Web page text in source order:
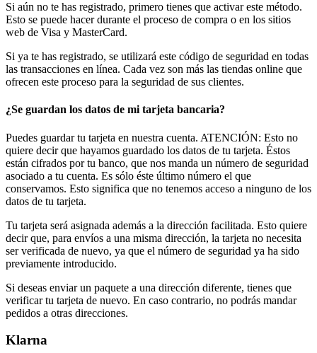
Si aún no te has registrado, primero tienes que activar este método.
Esto se puede hacer durante el proceso de compra o en los sitios
web de Visa y MasterCard.
Si ya te has registrado, se utilizará este código de seguridad en todas
las transacciones en línea. Cada vez son más las tiendas online que
ofrecen este proceso para la seguridad de sus clientes.
¿Se guardan los datos de mi tarjeta bancaria?
Puedes guardar tu tarjeta en nuestra cuenta. ATENCIÓN: Esto no
quiere decir que hayamos guardado los datos de tu tarjeta. Éstos
están cifrados por tu banco, que nos manda un número de seguridad
asociado a tu cuenta. Es sólo éste último número el que
conservamos. Esto significa que no tenemos acceso a ninguno de los
datos de tu tarjeta.
Tu tarjeta será asignada además a la dirección facilitada. Esto quiere
decir que, para envíos a una misma dirección, la tarjeta no necesita
ser verificada de nuevo, ya que el número de seguridad ya ha sido
previamente introducido.
Si deseas enviar un paquete a una dirección diferente, tienes que
verificar tu tarjeta de nuevo. En caso contrario, no podrás mandar
pedidos a otras direcciones.
Klarna